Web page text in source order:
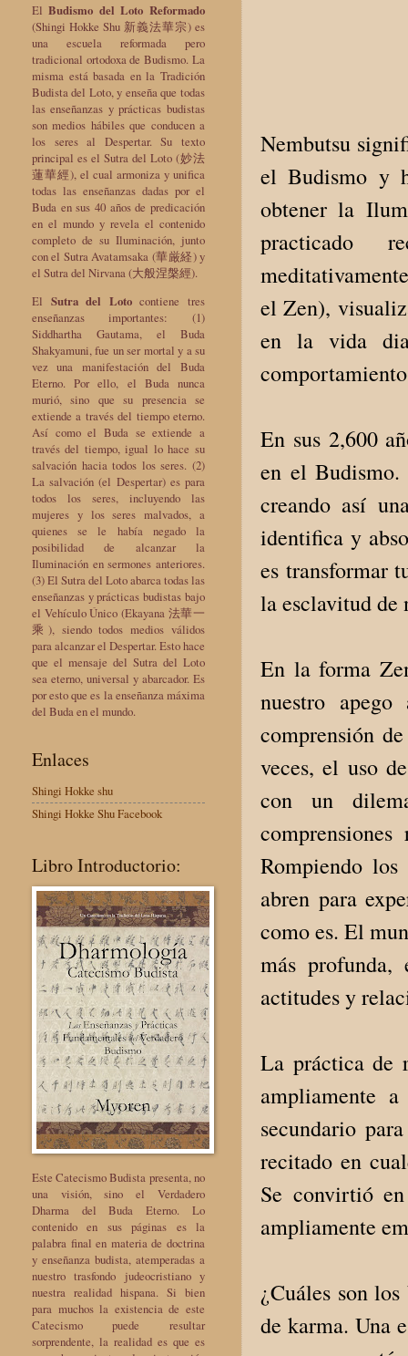
Nembutsu
el Budismo y
obtener la
practicado
el Zen),
en la vida
En sus 2,600
en el
creando así
identifica y
es transformar
la esclavitud de
En la forma
nuestro
comprensión
veces, el uso
con un
Rompiendo
abren para
como es. El
más profunda,
actitudes y
La práctica de
ampliamente
secundario
recitado en
Se convirtió
ampliamente
¿Cuáles son
de karma. Una
ElBudismo del Loto Reformado
(Shingi Hokke Shu 新義法華宗) es
una escuela reformada pero
tradicional ortodoxa de Budismo. La
misma está basada en la Tradición
Budista del Loto, y enseña que todas
las enseñanzas y prácticas budistas
son medios hábiles que conducen a
los seres al Despertar. Su texto
principal es el Sutra del Loto (妙法
蓮華經), el cual armoniza y unifica
todas las enseñanzas dadas por el
Buda en sus 40 años de predicación
en el mundo y revela el contenido
completo de su Iluminación, junto
con el Sutra Avatamsaka (華厳経) y
el Sutra del Nirvana (大般涅槃經).
El Sutra del Lotocontiene tres
enseñanzas importantes: (1)
Siddhartha Gautama, el Buda
Shakyamuni, fue un ser mortal y a su
vez una manifestación del Buda
Eterno. Por ello, el Buda nunca
murió, sino que su presencia se
extiende a través del tiempo eterno.
Así como el Buda se extiende a
través del tiempo, igual lo hace su
salvación hacia todos los seres. (2)
La salvación (el Despertar) es para
todos los seres, incluyendo las
mujeres y los seres malvados, a
quienes se le había negado la
posibilidad de alcanzar la
Iluminación en sermones anteriores.
(3) El Sutra del Loto abarca todas las
enseñanzas y prácticas budistas bajo
el Vehículo Único (Ekayana 法華一
乘), siendo todos medios válidos
para alcanzar el Despertar. Esto hace
que el mensaje del Sutra del Loto
sea eterno, universal y abarcador. Es
por esto que es la enseñanza máxima
del Buda en el mundo.
Enlaces
Shingi Hokke shu
Shingi Hokke Shu Facebook
Libro Introductorio:
Este Catecismo Budista presenta, no
una visión, sino el Verdadero
Dharma del Buda Eterno. Lo
contenido en sus páginas es la
palabra final en materia de doctrina
y enseñanza budista, atemperadas a
nuestro trasfondo judeocristiano y
nuestra realidad hispana. Si bien
para muchos la existencia de este
Catecismo puede resultar
sorprendente, la realidad es que es